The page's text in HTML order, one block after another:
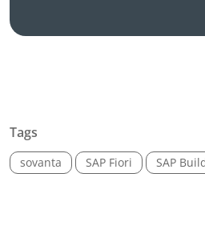
Tags
sovanta SAP Fiori SAP